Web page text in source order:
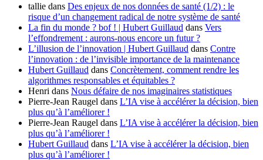
tallie dans Des enjeux de nos données de santé (1/2) : le
risque d’un changement radical de notre système de santé
La fin du monde ? bof ! | Hubert Guillaud dans Vers
l’effondrement : aurons-nous encore un futur ?
L’illusion de l’innovation | Hubert Guillaud dans Contre
l’innovation : de l’invisible importance de la maintenance
Hubert Guillaud dans Concrètement, comment rendre les
algorithmes responsables et équitables ?
Henri dans Nous défaire de nos imaginaires statistiques
Pierre-Jean Raugel dans L’IA vise à accélérer la décision, bien
plus qu’à l’améliorer !
Pierre-Jean Raugel dans L’IA vise à accélérer la décision, bien
plus qu’à l’améliorer !
Hubert Guillaud dans L’IA vise à accélérer la décision, bien
plus qu’à l’améliorer !